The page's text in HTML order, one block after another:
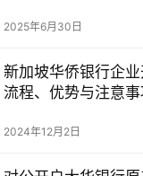
2025年6月30日
新加坡华侨银行企业
流程、优势与注意
2024年12月2日